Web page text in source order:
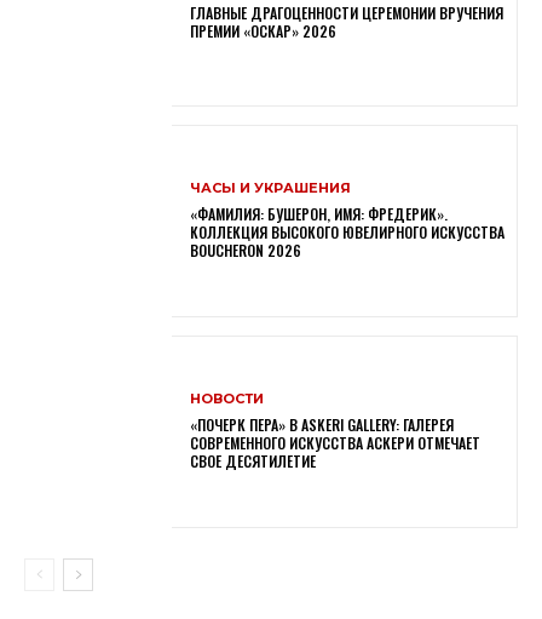
ГЛАВНЫЕ ДРАГОЦЕННОСТИ ЦЕРЕМОНИИ ВРУЧЕНИЯ
ПРЕМИИ «ОСКАР» 2026
ЧАСЫ И УКРАШЕНИЯ
«ФАМИЛИЯ: БУШЕРОН, ИМЯ: ФРЕДЕРИК».
КОЛЛЕКЦИЯ ВЫСОКОГО ЮВЕЛИРНОГО ИСКУССТВА
BOUCHERON 2026
НОВОСТИ
«ПОЧЕРК ПЕРА» В ASKERI GALLERY: ГАЛЕРЕЯ
СОВРЕМЕННОГО ИСКУССТВА АСКЕРИ ОТМЕЧАЕТ
СВОЕ ДЕСЯТИЛЕТИЕ